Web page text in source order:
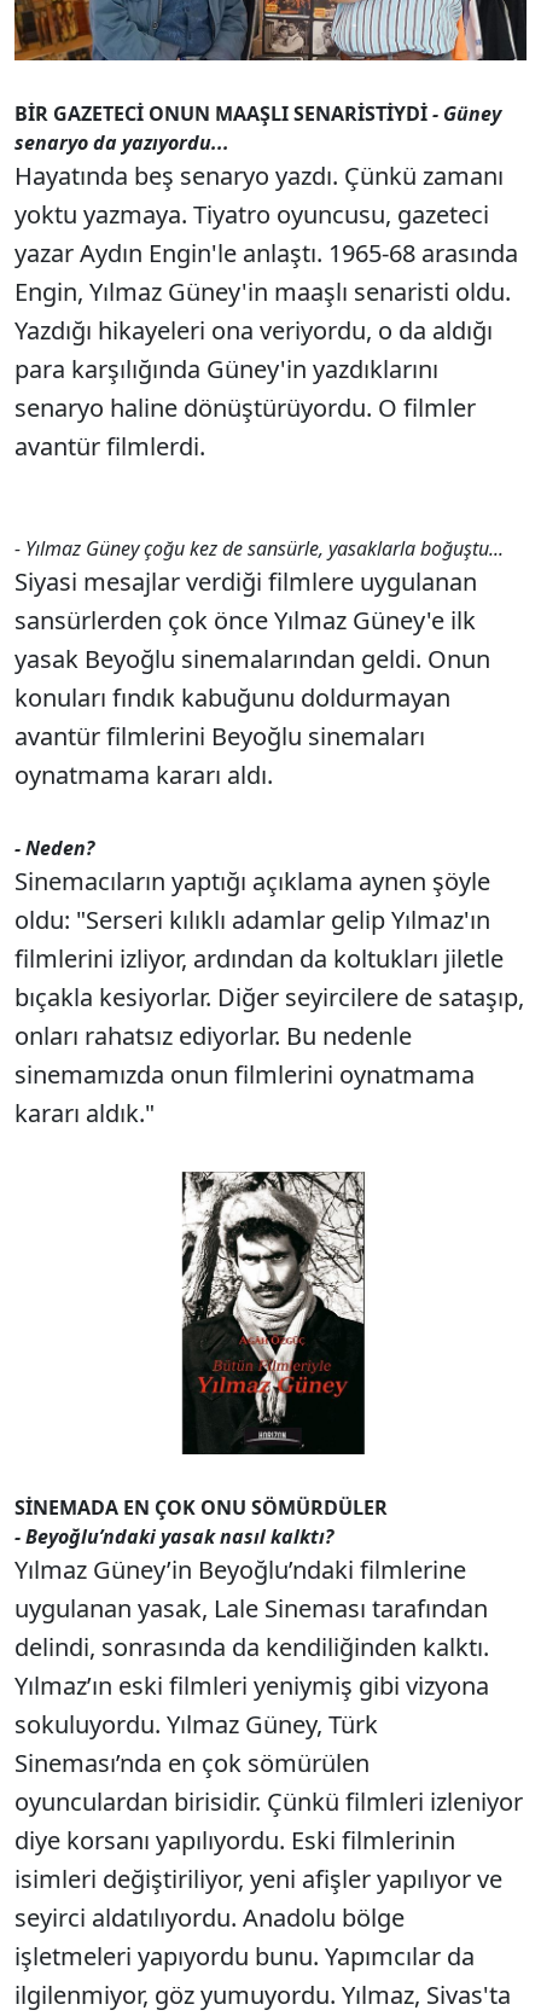
BİR GAZETECİ ONUN MAAŞLI SENARİSTİYDİ- Güney
senaryo da yazıyordu...
Hayatında beş senaryo yazdı. Çünkü zamanı
yoktu yazmaya. Tiyatro oyuncusu, gazeteci
yazar Aydın Engin'le anlaştı. 1965-68 arasında
Engin, Yılmaz Güney'in maaşlı senaristi oldu.
Yazdığı hikayeleri ona veriyordu, o da aldığı
para karşılığında Güney'in yazdıklarını
senaryo haline dönüştürüyordu. O filmler
avantür filmlerdi.
- Yılmaz Güney çoğu kez de sansürle, yasaklarla boğuştu...
Siyasi mesajlar verdiği filmlere uygulanan
sansürlerden çok önce Yılmaz Güney'e ilk
yasak Beyoğlu sinemalarından geldi. Onun
konuları fındık kabuğunu doldurmayan
avantür filmlerini Beyoğlu sinemaları
oynatmama kararı aldı.
- Neden?
Sinemacıların yaptığı açıklama aynen şöyle
oldu: "Serseri kılıklı adamlar gelip Yılmaz'ın
filmlerini izliyor, ardından da koltukları jiletle
bıçakla kesiyorlar. Diğer seyircilere de sataşıp,
onları rahatsız ediyorlar. Bu nedenle
sinemamızda onun filmlerini oynatmama
kararı aldık."
SİNEMADA EN ÇOK ONU SÖMÜRDÜLER
- Beyoğlu’ndaki yasak nasıl kalktı?
Yılmaz Güney’in Beyoğlu’ndaki filmlerine
uygulanan yasak, Lale Sineması tarafından
delindi, sonrasında da kendiliğinden kalktı.
Yılmaz’ın eski filmleri yeniymiş gibi vizyona
sokuluyordu. Yılmaz Güney, Türk
Sineması’nda en çok sömürülen
oyunculardan birisidir. Çünkü filmleri izleniyor
diye korsanı yapılıyordu. Eski filmlerinin
isimleri değiştiriliyor, yeni afişler yapılıyor ve
seyirci aldatılıyordu. Anadolu bölge
işletmeleri yapıyordu bunu. Yapımcılar da
ilgilenmiyor, göz yumuyordu. Yılmaz, Sivas'ta